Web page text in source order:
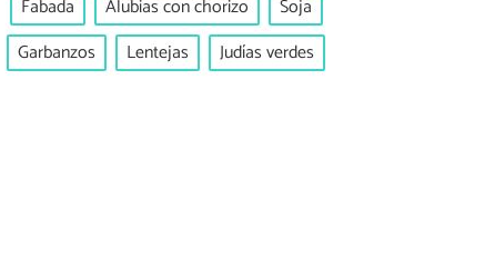
Fabada Alubias con chorizo
Soja
Garbanzos
Lentejas Judías verdes